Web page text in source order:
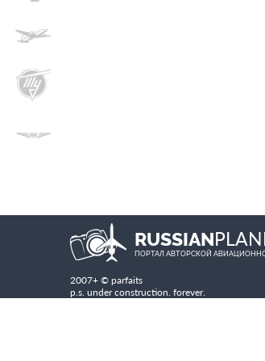
RUSSIAN
ПОРТАЛ АВТОРСКОЙ
2007+ © parfaits
p.s. under construction. forever.